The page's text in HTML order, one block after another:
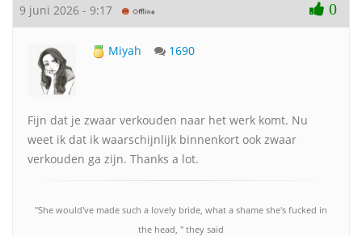
9 juni 2026 - 9:17 0
Miyah 1690
Fijn dat je zwaar verkouden naar het werk komt. Nu
weet ik dat ik waarschijnlijk binnenkort ook zwaar
verkouden ga zijn. Thanks a lot.
"She would've made such a lovely bride, what a shame she's fucked in
the head, " they said